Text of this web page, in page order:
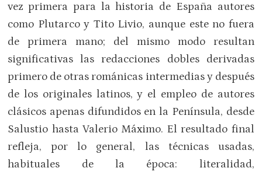
vez primera para la historia de España autores
como Plutarco y Tito Livio, aunque este no fuera
de primera mano; del mismo modo resultan
significativas las redacciones dobles derivadas
primero de otras románicas intermedias y después
de los originales latinos, y el empleo de autores
clásicos apenas difundidos en la Península, desde
Salustio hasta Valerio Máximo. El resultado final
refleja, por lo general, las técnicas usadas,
habituales de la época: literalidad,